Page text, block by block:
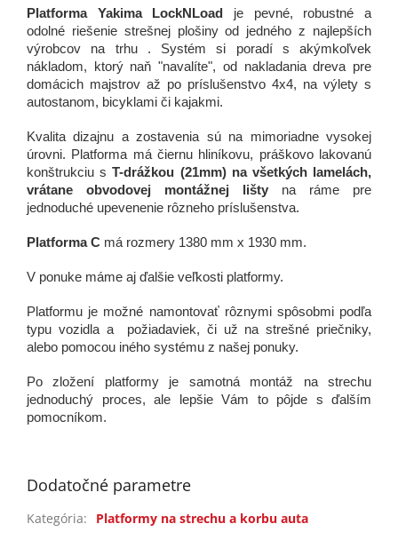
Platforma Yakima LockNLoad je pevné, robustné a
odolné riešenie strešnej plošiny od jedného z najlepších
výrobcov na trhu . Systém si poradí s akýmkoľvek
nákladom, ktorý naň "navalíte", od nakladania dreva pre
domácich majstrov až po príslušenstvo 4x4, na výlety s
autostanom, bicyklami či kajakmi.
Kvalita dizajnu a zostavenia sú na mimoriadne vysokej
úrovni. Platforma má čiernu hliníkovu, práškovo lakovanú
konštrukciu sT-drážkou (21mm) na všetkých lamelách,
vrátane obvodovej montážnej lišty na ráme pre
jednoduché upevenenie rôzneho príslušenstva.
Platforma C má rozmery 1380 mm x 1930 mm.
V ponuke máme aj ďalšie veľkosti platformy.
Platformu je možné namontovať rôznymi spôsobmi podľa
typu vozidla a požiadaviek, či už na strešné priečniky,
alebo pomocou iného systému z našej ponuky.
Po zložení platformy je samotná montáž na strechu
jednoduchý proces, ale lepšie Vám to pôjde s ďalším
pomocníkom.
Dodatočné parametre
Kategória: Platformy na strechu a korbu auta